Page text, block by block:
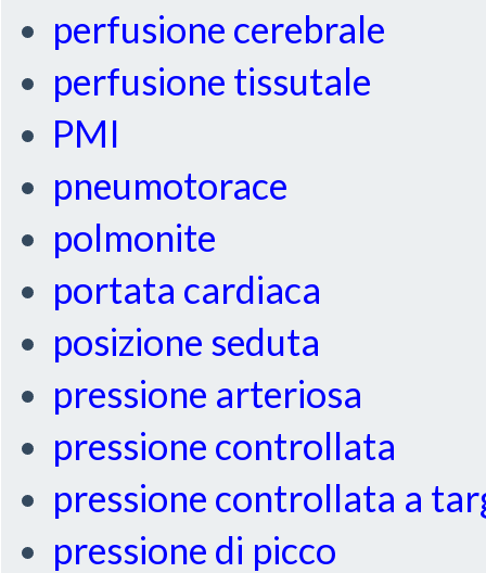
perfusione cerebrale
perfusione tissutale
PMI
pneumotorace
polmonite
portata cardiaca
posizione seduta
pressione arteriosa
pressione controllata
pressione controllata a
pressione di picco